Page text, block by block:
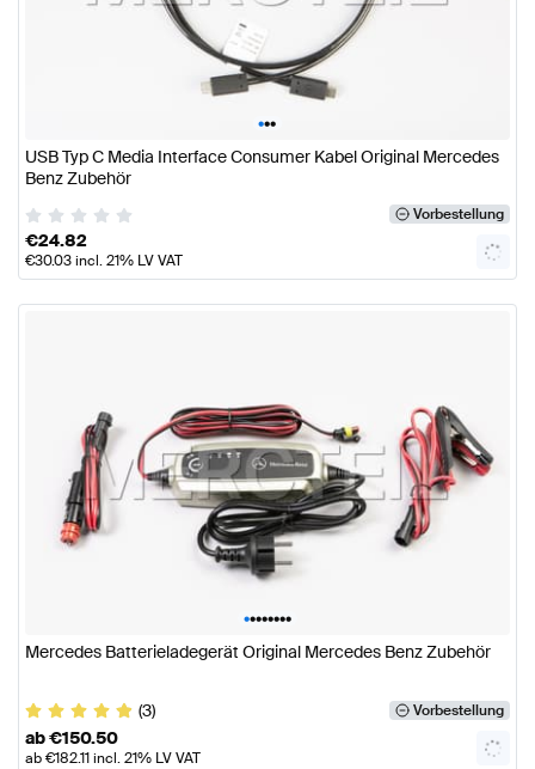
•••
USB Typ C Media Interface Consumer Kabel Original Mercedes
Benz Zubehör
Vorbestellung
€24.82
€30.03incl. 21% LV VAT
••••••••
Mercedes Batterieladegerät Original Mercedes Benz Zubehör
(3) Vorbestellung
ab€150.50
ab€182.11incl. 21% LV VAT